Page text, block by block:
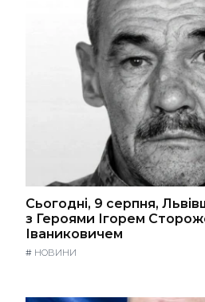
Сьогодні, 9 серпня,
з Героями Ігорем
Іваниковичем
# НОВИНИ